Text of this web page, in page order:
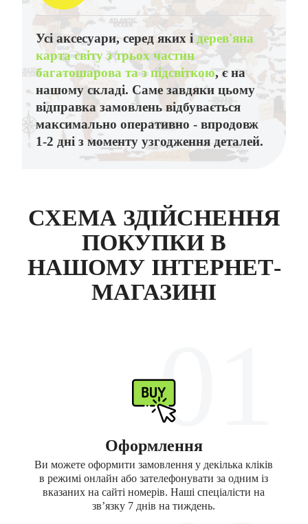
Усі аксесуари, серед яких і дерев'яна
карта світу з трьох частин
багатошарова та з підсвіткою, є на
нашому складі. Саме завдяки цьому
відправка замовлень відбувається
максимально оперативно - впродовж
1-2 дні з моменту узгодження деталей.
СХЕМА ЗДІЙСНЕННЯ
ПОКУПКИ В
НАШОМУ ІНТЕРНЕТ-
МАГАЗИНІ
01
Оформлення
Ви можете оформити замовлення у декілька кліків
в режимі онлайн або зателефонувати за одним із
вказаних на сайті номерів. Наші спеціалісти на
зв’язку 7 днів на тиждень.